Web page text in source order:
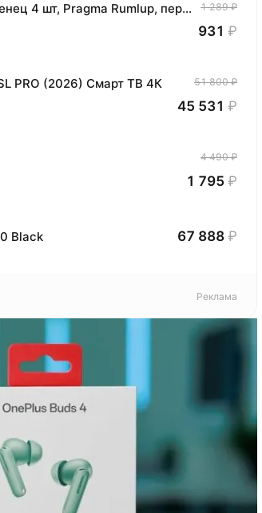
Комплект хлопковых кухонных полотенец 4 шт, Pragma Rumlup, переменчивый белый 1 289 ₽
931 ₽
PRO (2026) Смарт ТВ 4К 51 800 ₽
45 531 ₽
4 490 ₽
1 795 ₽
Black 67 888 ₽
Реклама